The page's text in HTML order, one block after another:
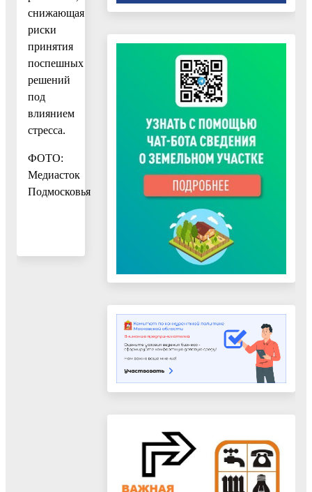
снижающая
риски
принятия
поспешных
решений
под
влиянием
стресса.
ФОТО:
Медиасток
Подмосковья